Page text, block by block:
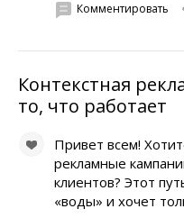
Комментировать
Контекстная
то, что работает
Привет всем!
рекламные
клиентов? Этот
«воды» и хочет